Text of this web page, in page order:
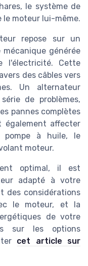
le système de
le moteur lui-même.
repose sur un
générée
l'électricité. Cette
des câbles vers
Un alternateur
de problèmes,
pannes complètes
également affecter
pompe à huile, le
moteur.
optimal, il est
adapté à votre
des considérations
le moteur, et la
de votre
sur les options
cet article sur